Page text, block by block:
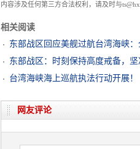
内容涉及任何第三方合法权利，请及时与
相关阅读
东部战区回应美舰过航台湾海峡
东部战区：时刻保持高度戒备，
台湾海峡海上巡航执法行动开展！
网友评论